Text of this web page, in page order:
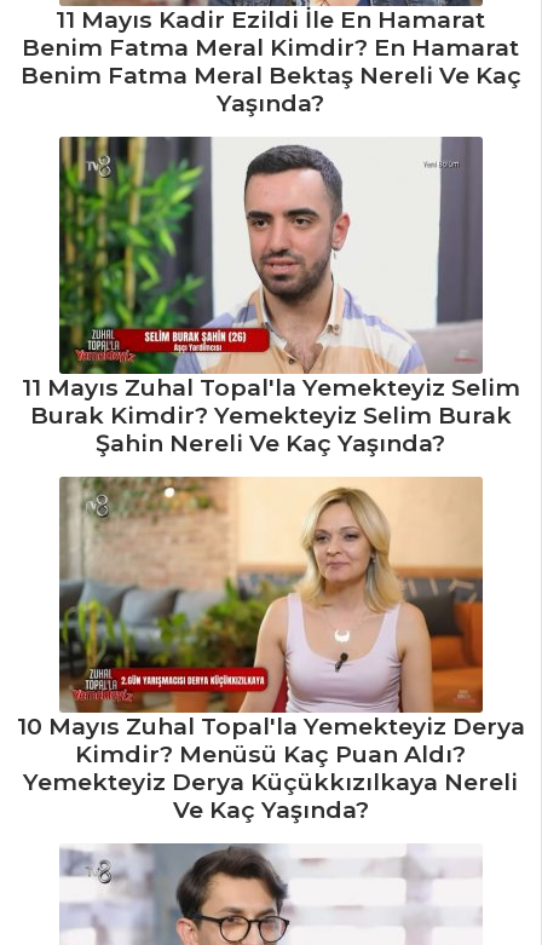
11 Mayıs Kadir Ezildi İle En Hamarat
Benim Fatma Meral Kimdir? En Hamarat
Benim Fatma Meral Bektaş Nereli Ve Kaç
Yaşında?
11 Mayıs Zuhal Topal'la Yemekteyiz Selim
Burak Kimdir? Yemekteyiz Selim Burak
Şahin Nereli Ve Kaç Yaşında?
10 Mayıs Zuhal Topal'la Yemekteyiz Derya
Kimdir? Menüsü Kaç Puan Aldı?
Yemekteyiz Derya Küçükkızılkaya Nereli
Ve Kaç Yaşında?